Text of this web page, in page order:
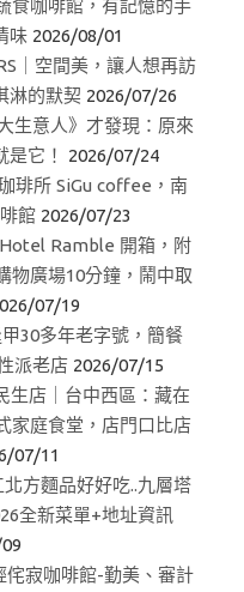
食咖啡館，有記憶的手
味 2026/08/01
｜空間美，讓人想再訪
淋的默契 2026/07/26
生意人》才發現：原來
它！
2026/07/24
琲所 SiGu coffee，南
館 2026/07/23
Ramble 開箱，附
物廣場10分鐘，鬧中取
07/19
30多年老字號，簡餐
派老店 2026/07/15
生店｜台中西區：藏在
家庭食堂，店門口比店
07/11
方麵品好好吃..九層塔
全新菜單+地址資訊
侘寂咖啡館-勤美、審計